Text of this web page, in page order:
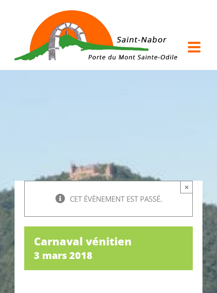
CET ÉVÈNEMENT EST PASSÉ.
×
Carnaval vénitien
3 mars 2018